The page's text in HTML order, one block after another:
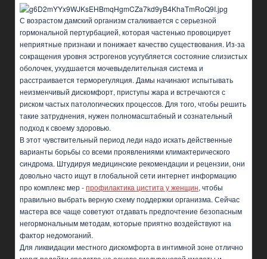
С возрастом дамский организм сталкивается с серьезной
гормональной пертурбацией, которая частенько провоцирует
неприятные признаки и понижает качество существования. Из-за
сокращения уровня эстрогенов усугубляется состояние слизистых
оболочек, ухудшается мочевыделительная система и
расстраивается терморегуляция. Дамы начинают испытывать
неизменчивый дискомфорт, приступы жара и встречаются с
риском частых патологических процессов. Для того, чтобы решить
такие затруднения, нужен полномасштабный и сознательный
подход к своему здоровью.
В этот чувствительный период леди надо искать действенные
варианты борьбы со всеми проявлениями климактерического
синдрома. Штудируя медицинские рекомендации и рецензии, они
довольно часто ищут в глобальной сети интернет информацию
про комплекс мер -профилактика цистита у женщин, чтобы
правильно выбрать верную схему поддержки организма. Сейчас
мастера все чаще советуют отдавать предпочтение безопасным
негормональным методам, которые приятно воздействуют на
фактор недомоганий.
Для ликвидации местного дискомфорта в интимной зоне отлично